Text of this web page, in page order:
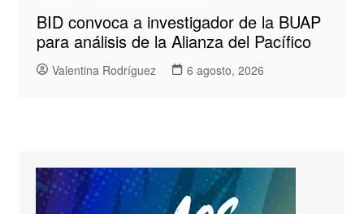
BID convoca a investigador de la BUAP
para análisis de la Alianza del Pacífico
Valentina Rodríguez 6 agosto, 2026